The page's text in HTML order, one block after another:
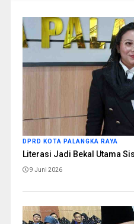
DPRD KOTA PALANGKA RAYA
Literasi Jadi Bekal Utama
9 Juni 2026